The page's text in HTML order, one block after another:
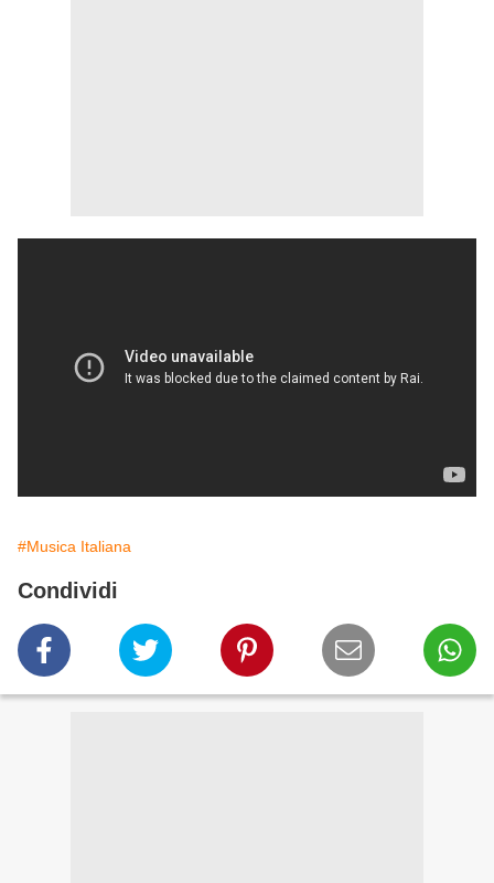
#Musica Italiana
Condividi